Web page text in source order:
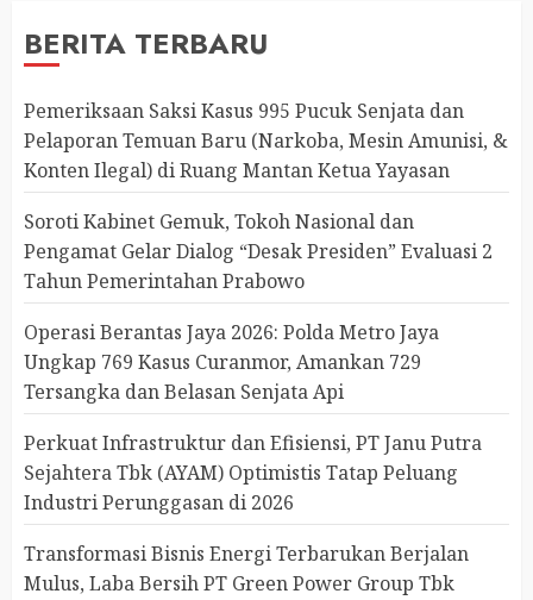
BERITA TERBARU
Pemeriksaan Saksi Kasus 995 Pucuk Senjata dan
Pelaporan Temuan Baru (Narkoba, Mesin Amunisi, &
Konten Ilegal) di Ruang Mantan Ketua Yayasan
Soroti Kabinet Gemuk, Tokoh Nasional dan
Pengamat Gelar Dialog “Desak Presiden” Evaluasi 2
Tahun Pemerintahan Prabowo
Operasi Berantas Jaya 2026: Polda Metro Jaya
Ungkap 769 Kasus Curanmor, Amankan 729
Tersangka dan Belasan Senjata Api
Perkuat Infrastruktur dan Efisiensi, PT Janu Putra
Sejahtera Tbk (AYAM) Optimistis Tatap Peluang
Industri Perunggasan di 2026
Transformasi Bisnis Energi Terbarukan Berjalan
Mulus, Laba Bersih PT Green Power Group Tbk